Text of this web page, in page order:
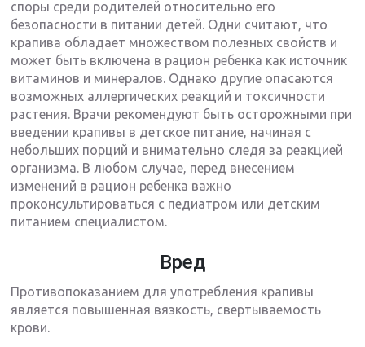
споры среди родителей относительно его
безопасности в питании детей. Одни считают, что
крапива обладает множеством полезных свойств и
может быть включена в рацион ребенка как источник
витаминов и минералов. Однако другие опасаются
возможных аллергических реакций и токсичности
растения. Врачи рекомендуют быть осторожными при
введении крапивы в детское питание, начиная с
небольших порций и внимательно следя за реакцией
организма. В любом случае, перед внесением
изменений в рацион ребенка важно
проконсультироваться с педиатром или детским
питанием специалистом.
Вред
Противопоказанием для употребления крапивы
является повышенная вязкость, свертываемость
крови.